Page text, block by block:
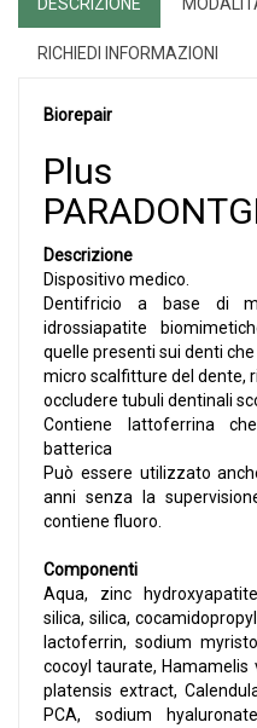
DESCRIZIONE
RICHIEDI INFORMAZIONI
Biorepair
Plus
Descrizione
Dispositivo medico.
Dentifricio a base di
idrossiapatite
quelle presenti sui denti
micro scalfitture del dente,
occludere tubuli dentinali
Contiene lattoferrina
batterica
Può essere utilizzato
anni senza la
contiene fluoro.
Componenti
Aqua, zinc
silica, silica,
lactoferrin, sodium
cocoyl taurate,
platensis extract,
PCA, sodium